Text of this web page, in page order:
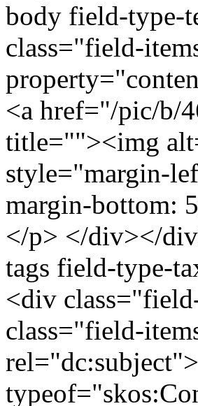
body field-type-
class="field-
<a href="/pic/b/
title=""><img
style="margin-
margin-bottom:
</p> </div></
tags field-type-
<div
class="field-